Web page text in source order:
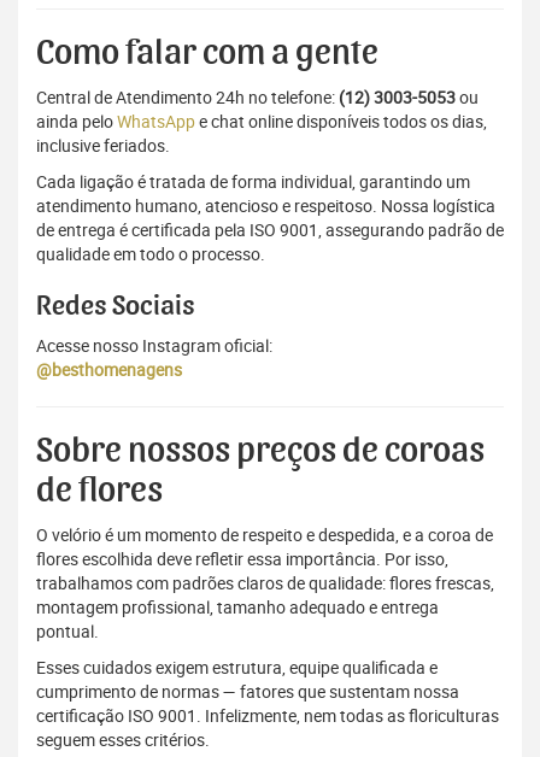
Como falar com a gente
Central de Atendimento 24h no telefone: (12) 3003-5053ou
ainda peloWhatsAppe chat online disponíveis todos os dias,
inclusive feriados.
Cada ligação é tratada de forma individual, garantindo um
atendimento humano, atencioso e respeitoso. Nossa logística
de entrega é certificada pela ISO 9001, assegurando padrão de
qualidade em todo o processo.
Redes Sociais
Acesse nosso Instagram oficial:
@besthomenagens
Sobre nossos preços de coroas
de flores
O velório é um momento de respeito e despedida, e a coroa de
flores escolhida deve refletir essa importância. Por isso,
trabalhamos com padrões claros de qualidade: flores frescas,
montagem profissional, tamanho adequado e entrega
pontual.
Esses cuidados exigem estrutura, equipe qualificada e
cumprimento de normas — fatores que sustentam nossa
certificação ISO 9001. Infelizmente, nem todas as floriculturas
seguem esses critérios.